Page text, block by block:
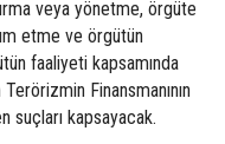
veya yönetme, örgüte
etme ve örgütün
faaliyeti kapsamında
Finansmanının
suçları kapsayacak.